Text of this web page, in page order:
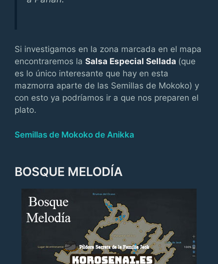
Si investigamos en la zona marcada en el mapa
encontraremos la Salsa Especial Sellada (que
es lo único interesante que hay en esta
mazmorra aparte de las Semillas de Mokoko) y
con esto ya podríamos ir a que nos preparen el
plato.
Semillas de Mokoko de Anikka
BOSQUE MELODÍA